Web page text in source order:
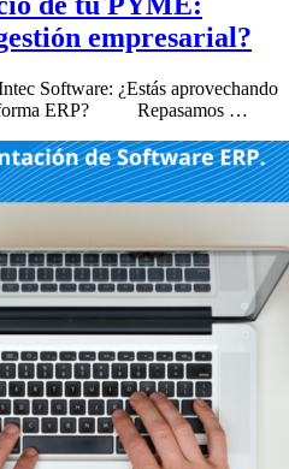
empresarial?
Software: ¿Estás aprovechando
ERP? Repasamos …